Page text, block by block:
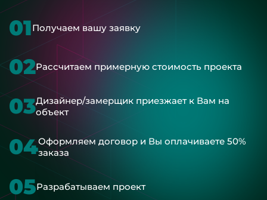
01Получаем вашу заявку
02Рассчитаем примерную стоимость проекта
03Дизайнер/замерщик приезжает к Вам на
объект
04Оформляем договор и Вы оплачиваете 50%
заказа
05Разрабатываем проект